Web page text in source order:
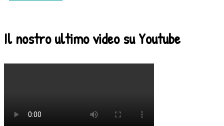
Il nostro ultimo video su Youtube